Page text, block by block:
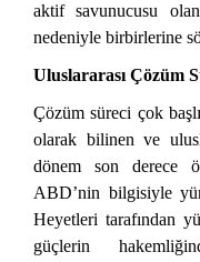
aktif savunucusu
nedeniyle birbirlerine
Uluslararası Çözüm
Çözüm süreci çok
olarak bilinen ve
dönem son derece
ABD’nin bilgisiyle
Heyetleri tarafından
güçlerin